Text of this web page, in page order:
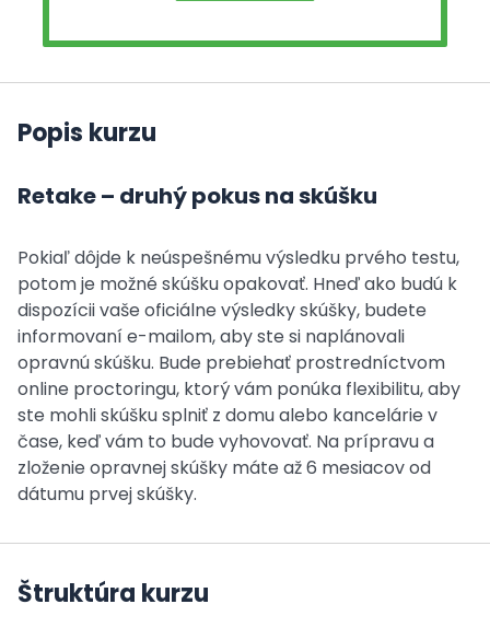
Popis kurzu
Retake – druhý pokus na skúšku
Pokiaľ dôjde k neúspešnému výsledku prvého testu,
potom je možné skúšku opakovať. Hneď ako budú k
dispozícii vaše oficiálne výsledky skúšky, budete
informovaní e-mailom, aby ste si naplánovali
opravnú skúšku. Bude prebiehať prostredníctvom
online proctoringu, ktorý vám ponúka flexibilitu, aby
ste mohli skúšku splniť z domu alebo kancelárie v
čase, keď vám to bude vyhovovať. Na prípravu a
zloženie opravnej skúšky máte až 6 mesiacov od
dátumu prvej skúšky.
Štruktúra kurzu